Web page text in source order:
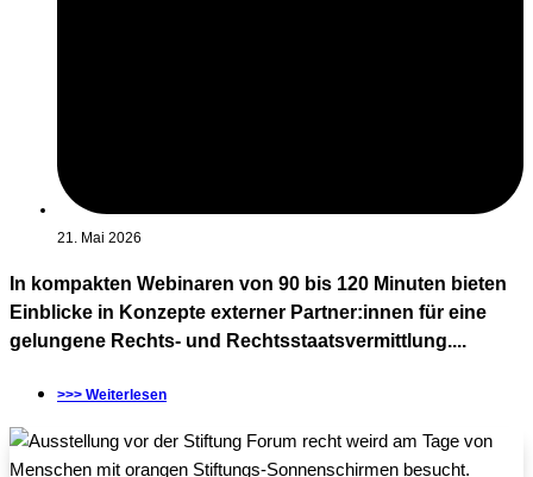
21. Mai 2026
In kompakten Webinaren von 90 bis 120 Minuten bieten
Einblicke in Konzepte externer Partner:innen für eine
gelungene Rechts- und Rechtsstaatsvermittlung....
>>> Weiterlesen